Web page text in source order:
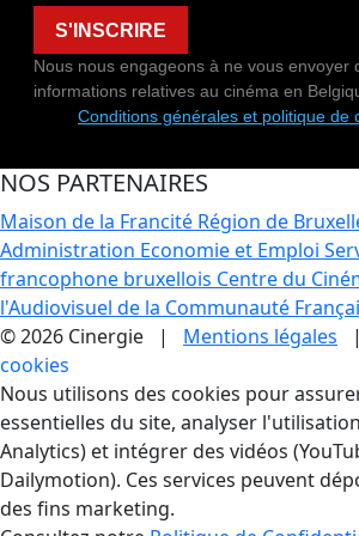
S'INSCRIRE
Nous nous engageons à ne vous envoyer
informations relatives au cinéma en
Conditions générales et politique de
NOS PARTENAIRES
Maison de la Francité Région de
Administration Economie et Emploi
francophone bruxellois Centre du
l'Audiovisuel de la Communauté
© 2026 Cinergie | Mentions légales
cookies
Gestion des Cookies
Nous utilisons des cookies pour
essentielles du site, analyser
Analytics) et intégrer des vidéos
Dailymotion). Ces services peuvent
des fins marketing.